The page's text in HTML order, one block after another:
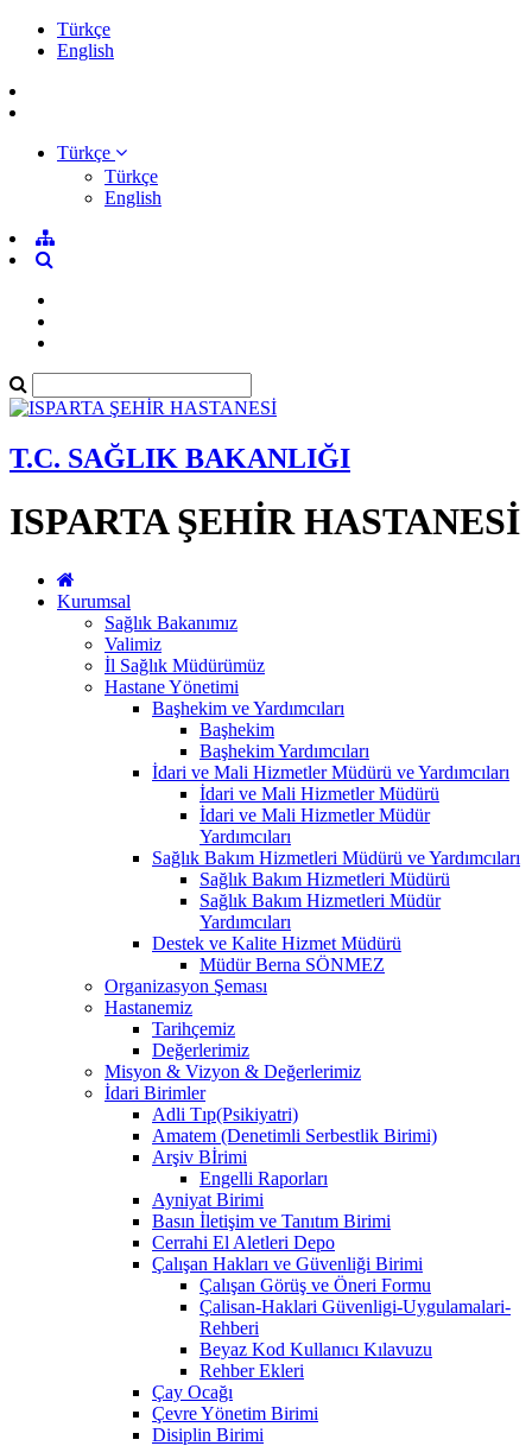
Türkçe
English
Türkçe
Türkçe
English
T.C. SAĞLIK BAKANLIĞI
ISPARTA ŞEHİR HASTANESİ
Kurumsal
Sağlık Bakanımız
Valimiz
İl Sağlık Müdürümüz
Hastane Yönetimi
Başhekim ve Yardımcıları
Başhekim
Başhekim Yardımcıları
İdari ve Mali Hizmetler Müdürü ve Yardımcıları
İdari ve Mali Hizmetler Müdürü
İdari ve Mali Hizmetler Müdür
Yardımcıları
Sağlık Bakım Hizmetleri Müdürü ve Yardımcıları
Sağlık Bakım Hizmetleri Müdürü
Sağlık Bakım Hizmetleri Müdür
Yardımcıları
Destek ve Kalite Hizmet Müdürü
Müdür Berna SÖNMEZ
Organizasyon Şeması
Hastanemiz
Tarihçemiz
Değerlerimiz
Misyon & Vizyon & Değerlerimiz
İdari Birimler
Adli Tıp(Psikiyatri)
Amatem (Denetimli Serbestlik Birimi)
Arşiv Bİrimi
Engelli Raporları
Ayniyat Birimi
Basın İletişim ve Tanıtım Birimi
Cerrahi El Aletleri Depo
Çalışan Hakları ve Güvenliği Birimi
Çalışan Görüş ve Öneri Formu
Çalisan-Haklari Güvenligi-Uygulamalari-
Rehberi
Beyaz Kod Kullanıcı Kılavuzu
Rehber Ekleri
Çay Ocağı
Çevre Yönetim Birimi
Disiplin Birimi